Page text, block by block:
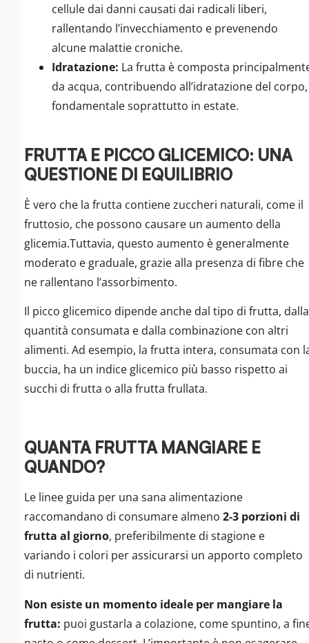
cellule dai danni causati dai radicali liberi,
rallentando l’invecchiamento e prevenendo
alcune malattie croniche.
Idratazione: La frutta è composta
da acqua, contribuendo all’idratazione del corpo,
fondamentale soprattutto in estate.
FRUTTA E PICCO GLICEMICO: UNA
QUESTIONE DI EQUILIBRIO
È vero che la frutta contiene zuccheri naturali, come il
fruttosio, che possono causare un aumento della
glicemia.Tuttavia, questo aumento è generalmente
moderato e graduale, grazie alla presenza di fibre che
ne rallentano l’assorbimento.
Il picco glicemico dipende anche dal tipo di frutta, dalla
quantità consumata e dalla combinazione con altri
alimenti. Ad esempio, la frutta intera, consumata con
buccia, ha un indice glicemico più basso rispetto ai
succhi di frutta o alla frutta frullata.
QUANTA FRUTTA MANGIARE E
QUANDO?
Le linee guida per una sana alimentazione
raccomandano di consumare almeno 2-3 porzioni di
frutta al giorno, preferibilmente di stagione e
variando i colori per assicurarsi un apporto completo
di nutrienti.
Non esiste un momento ideale per mangiare la
frutta: puoi gustarla a colazione, come spuntino, a